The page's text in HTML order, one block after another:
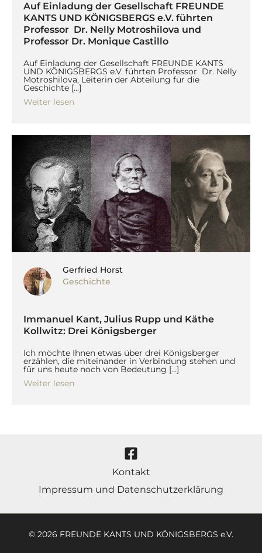
Auf Einladung der Gesellschaft FREUNDE
KANTS UND KÖNIGSBERGS e.V. führten
Professor Dr. Nelly Motroshilova und
Professor Dr. Monique Castillo
Auf Einladung der Gesellschaft FREUNDE KANTS
UND KÖNIGSBERGS e.V. führten Professor Dr. Nelly
Motroshilova, Leiterin der Abteilung für die
Geschichte […]
Weiter lesen
Gerfried Horst
Geschichte
Immanuel Kant, Julius Rupp und Käthe
Kollwitz: Drei Königsberger
Ich möchte Ihnen etwas über drei Königsberger
erzählen, die miteinander in Verbindung stehen und
für uns heute noch von Bedeutung […]
Weiter lesen
Kontakt
Impressum und Datenschutzerklärung
© 2026 FREUNDE KANTS UND KÖNIGSBERGS e.V.